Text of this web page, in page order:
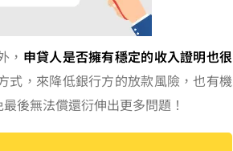
， 申貸人是否擁有穩定的收入證明也很
式，來降低銀行方的放款風險，也有機
後無法償還衍伸出更多問題！